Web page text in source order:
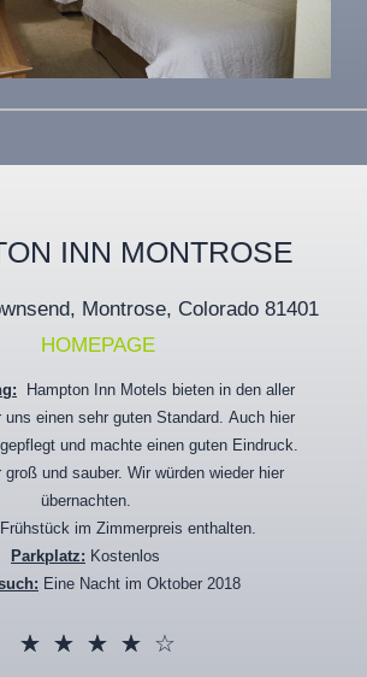
INN MONTROSE
Montrose, Colorado 81401
HOMEPAGE
Hampton Inn Motels bieten in den aller
uns einen sehr guten Standard. Auch hier
und machte einen guten Eindruck.
groß und sauber. Wir würden wieder hier
übernachten.
Frühstück im Zimmerpreis enthalten.
Parkplatz: Kostenlos
Eine Nacht im Oktober 2018
☆ ☆ ☆ ☆ ☆